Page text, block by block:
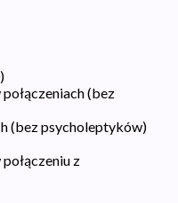
)
(bez
(bez psycholeptyków)
z